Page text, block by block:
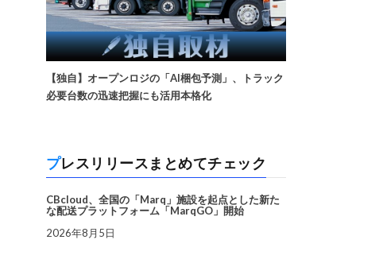
【独自】オープンロジの「AI梱包予測」、トラック
必要台数の迅速把握にも活用本格化
プレスリリースまとめてチェック
CBcloud、全国の「Marq」施設を起点とした新た
な配送プラットフォーム「MarqGO」開始
2026年8月5日